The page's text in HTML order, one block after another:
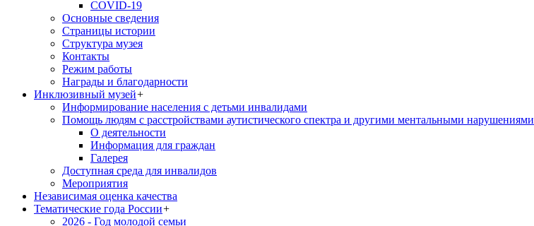
COVID-19
Основные сведения
Страницы истории
Структура музея
Контакты
Режим работы
Награды и благодарности
Инклюзивный музей+
Информирование населения с детьми инвалидами
Помощь людям с расстройствами аутистического спектра и другими ментальными нарушениями
О деятельности
Информация для граждан
Галерея
Доступная среда для инвалидов
Мероприятия
Независимая оценка качества
Тематические года России+
2026 - Год молодой семьи